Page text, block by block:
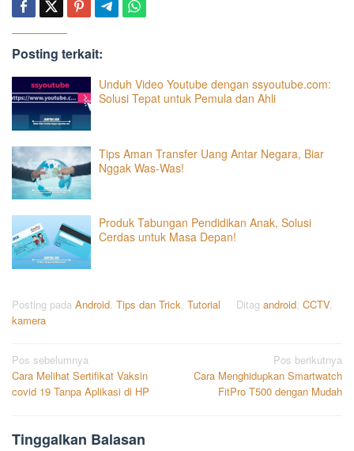
Posting terkait:
Unduh Video Youtube dengan ssyoutube.com:
Solusi Tepat untuk Pemula dan Ahli
Tips Aman Transfer Uang Antar Negara, Biar
Nggak Was-Was!
Produk Tabungan Pendidikan Anak, Solusi
Cerdas untuk Masa Depan!
Posting pada Android Tips dan Trick Tutorial Ditag android CCTV,
kamera
Navigasi
pos
Pos sebelumnya
Cara Melihat Sertifikat Vaksin
covid 19 Tanpa Aplikasi di HP
Pos berikutnya
Cara Menghidupkan Smartwatch
FitPro T500 dengan Mudah
Tinggalkan Balasan